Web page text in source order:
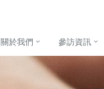
關於我們 參訪資訊